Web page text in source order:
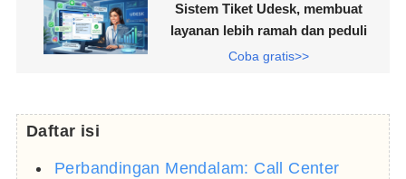
Sistem Tiket Udesk, membuat
layanan lebih ramah dan peduli
Coba gratis>>
Daftar isi
Perbandingan Mendalam: Call Center